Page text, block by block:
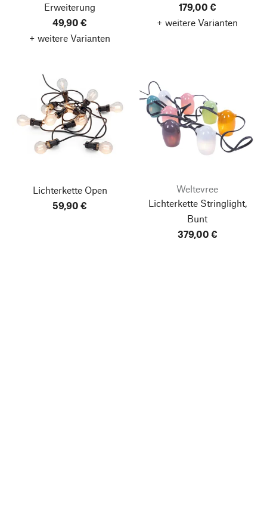
Erweiterung
49,90 €
+ weitere Varianten
179,00 €
+ weitere Varianten
Lichterkette Open
59,90 €
Weltevree
Lichterkette Stringlight,
Bunt
379,00 €